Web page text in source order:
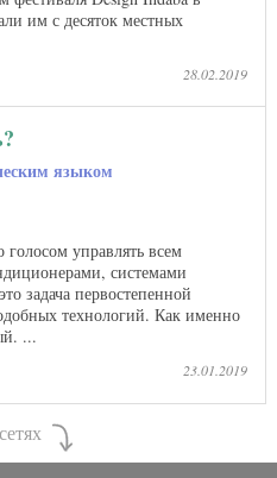
им с десяток местных
28.02.2019
языком
управлять всем
системами
задача первостепенной
технологий. Как именно
...
23.01.2019